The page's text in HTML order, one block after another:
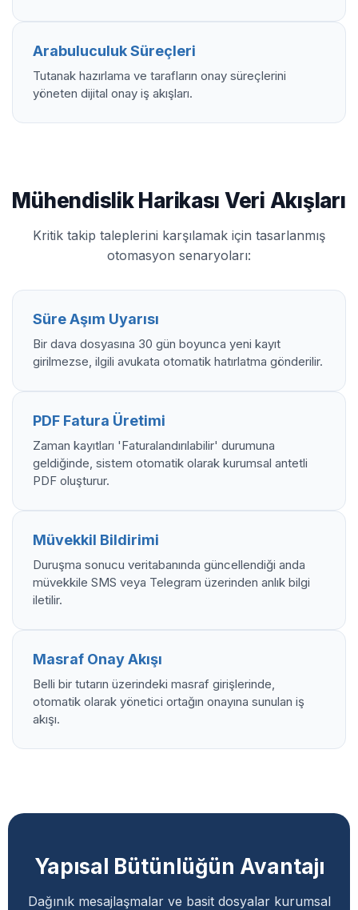
Arabuluculuk Süreçleri
Tutanak hazırlama ve tarafların onay süreçlerini
yöneten dijital onay iş akışları.
Mühendislik Harikası Veri Akışları
Kritik takip taleplerini karşılamak için tasarlanmış
otomasyon senaryoları:
Süre Aşım Uyarısı
Bir dava dosyasına 30 gün boyunca yeni kayıt
girilmezse, ilgili avukata otomatik hatırlatma gönderilir.
PDF Fatura Üretimi
Zaman kayıtları 'Faturalandırılabilir' durumuna
geldiğinde, sistem otomatik olarak kurumsal antetli
PDF oluşturur.
Müvekkil Bildirimi
Duruşma sonucu veritabanında güncellendiği anda
müvekkile SMS veya Telegram üzerinden anlık bilgi
iletilir.
Masraf Onay Akışı
Belli bir tutarın üzerindeki masraf girişlerinde,
otomatik olarak yönetici ortağın onayına sunulan iş
akışı.
Yapısal Bütünlüğün Avantajı
Dağınık mesajlaşmalar ve basit dosyalar kurumsal